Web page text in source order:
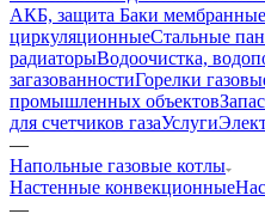
АКБ, защита Баки мембранные
циркуляционныеСтальные
радиаторыВодоочистка,
загазованностиГорелки
промышленных объектов
для счетчиков газаУслуги
—
Напольные газовые котлы
Настенные конвекционные
—